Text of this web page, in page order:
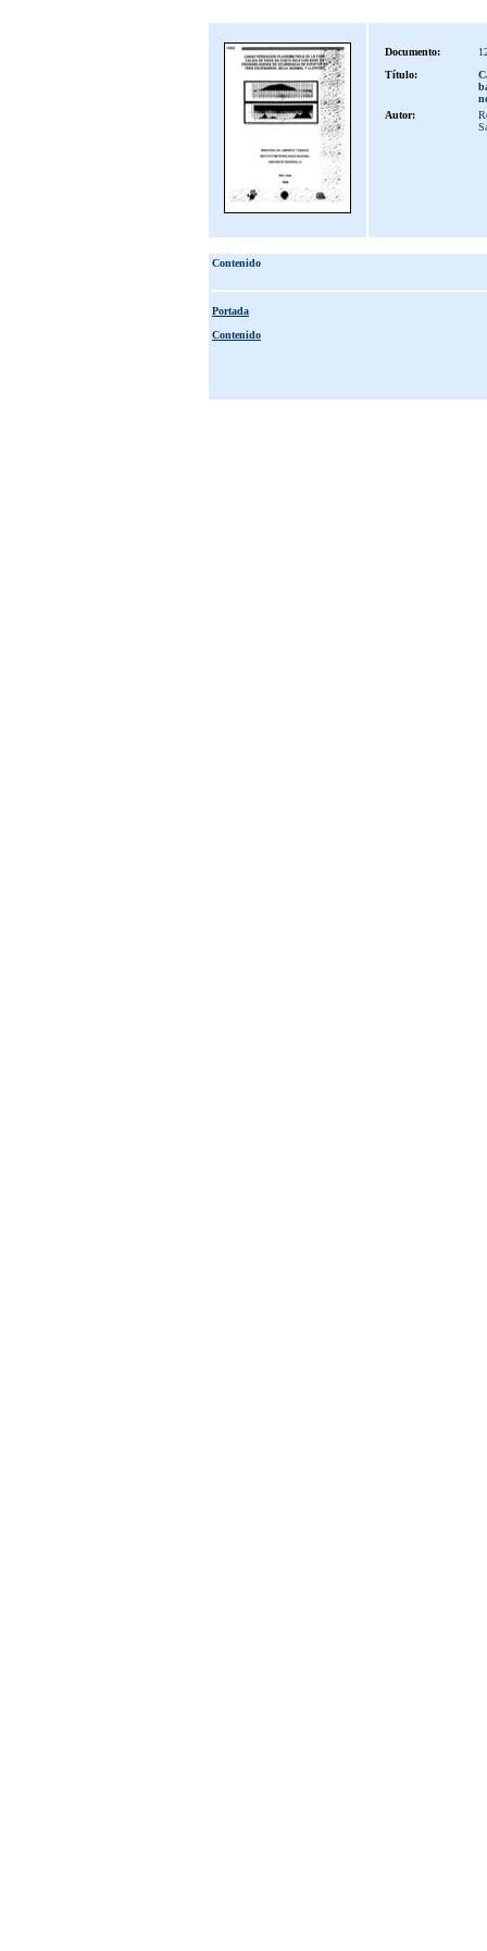
Documento:
Título:
Autor:
Contenido
Portada
Contenido